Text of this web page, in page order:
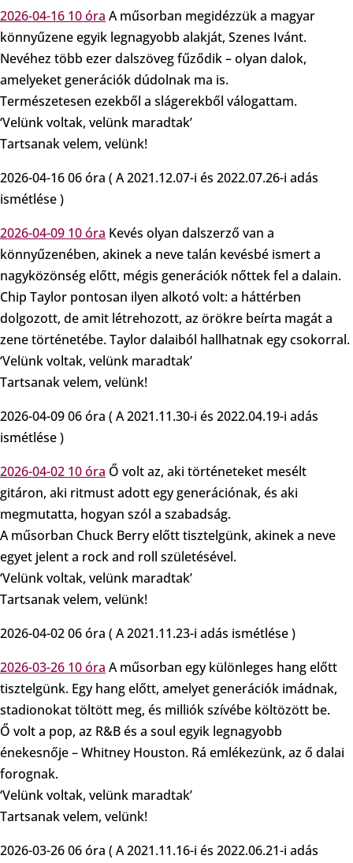
2026-04-16 10 óra A műsorban megidézzük a magyar
könnyűzene egyik legnagyobb alakját, Szenes Ivánt.
Nevéhez több ezer dalszöveg fűződik – olyan dalok,
amelyeket generációk dúdolnak ma is.
Természetesen ezekből a slágerekből válogattam.
‘Velünk voltak, velünk maradtak’
Tartsanak velem, velünk!
2026-04-16 06 óra ( A 2021.12.07-i és 2022.07.26-i adás
ismétlése )
2026-04-09 10 óra Kevés olyan dalszerző van a
könnyűzenében, akinek a neve talán kevésbé ismert a
nagyközönség előtt, mégis generációk nőttek fel a dalain.
Chip Taylor pontosan ilyen alkotó volt: a háttérben
dolgozott, de amit létrehozott, az örökre beírta magát a
zene történetébe. Taylor dalaiból hallhatnak egy csokorral.
‘Velünk voltak, velünk maradtak’
Tartsanak velem, velünk!
2026-04-09 06 óra ( A 2021.11.30-i és 2022.04.19-i adás
ismétlése )
2026-04-02 10 óra Ő volt az, aki történeteket mesélt
gitáron, aki ritmust adott egy generációnak, és aki
megmutatta, hogyan szól a szabadság.
A műsorban Chuck Berry előtt tisztelgünk, akinek a neve
egyet jelent a rock and roll születésével.
‘Velünk voltak, velünk maradtak’
Tartsanak velem, velünk!
2026-04-02 06 óra ( A 2021.11.23-i adás ismétlése )
2026-03-26 10 óra A műsorban egy különleges hang előtt
tisztelgünk. Egy hang előtt, amelyet generációk imádnak,
stadionokat töltött meg, és milliók szívébe költözött be.
Ő volt a pop, az R&B és a soul egyik legnagyobb
énekesnője – Whitney Houston. Rá emlékezünk, az ő dalai
forognak.
‘Velünk voltak, velünk maradtak’
Tartsanak velem, velünk!
2026-03-26 06 óra ( A 2021.11.16-i és 2022.06.21-i adás